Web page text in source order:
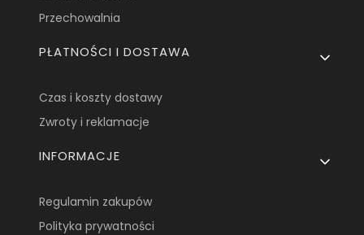
Przechowalnia
PŁATNOŚCI I DOSTAWA
Czas i koszty dostawy
Zwroty i reklamacje
INFORMACJE
Regulamin zakupów
Polityka prywatności